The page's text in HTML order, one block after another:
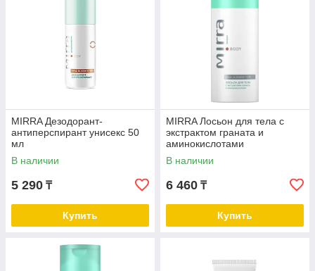
MIRRA Дезодорант-
антиперспирант унисекс 50
мл
В наличии
5 290 ₸
Купить
MIRRA Лосьон для тела с
экстрактом граната и
аминокислотами
В наличии
6 460 ₸
Купить